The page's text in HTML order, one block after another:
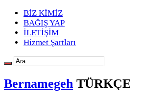
BİZ KİMİZ
BAĞIŞ YAP
İLETİŞİM
Hizmet Şartları
Bernamegeh TÜRKÇE